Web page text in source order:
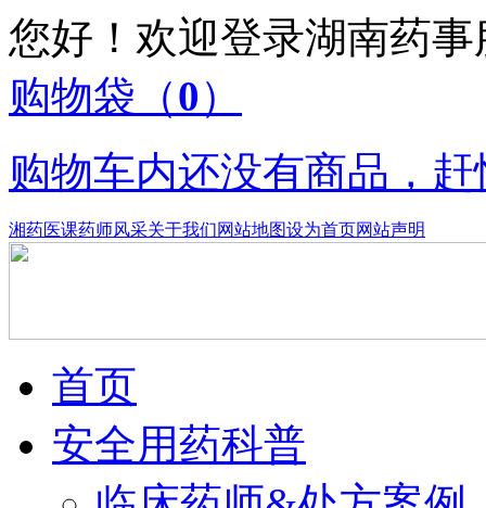
您好！欢迎登录湖南药
购物袋 （0）
购物车内还没有商品，
湘药医课药师风采关于我们网站地图设为首页网站声明
首页
安全用药科普